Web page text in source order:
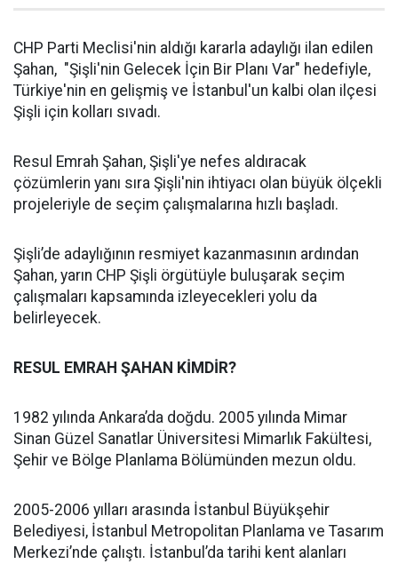
CHP Parti Meclisi'nin aldığı kararla adaylığı ilan edilen
Şahan, "Şişli'nin Gelecek İçin Bir Planı Var" hedefiyle,
Türkiye'nin en gelişmiş ve İstanbul'un kalbi olan ilçesi
Şişli için kolları sıvadı.
Resul Emrah Şahan, Şişli'ye nefes aldıracak
çözümlerin yanı sıra Şişli'nin ihtiyacı olan büyük ölçekli
projeleriyle de seçim çalışmalarına hızlı başladı.
Şişli’de adaylığının resmiyet kazanmasının ardından
Şahan, yarın CHP Şişli örgütüyle buluşarak seçim
çalışmaları kapsamında izleyecekleri yolu da
belirleyecek.
RESUL EMRAH ŞAHAN KİMDİR?
1982 yılında Ankara’da doğdu. 2005 yılında Mimar
Sinan Güzel Sanatlar Üniversitesi Mimarlık Fakültesi,
Şehir ve Bölge Planlama Bölümünden mezun oldu.
2005-2006 yılları arasında İstanbul Büyükşehir
Belediyesi, İstanbul Metropolitan Planlama ve Tasarım
Merkezi’nde çalıştı. İstanbul’da tarihi kent alanları